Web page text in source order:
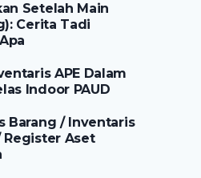
Setelah Main
Cerita Tadi
APE Dalam
Indoor PAUD
Barang / Inventaris
Register Aset